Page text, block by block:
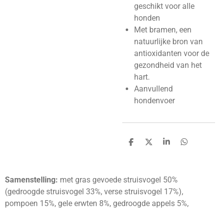
geschikt voor alle
honden
Met bramen, een
natuurlijke bron van
antioxidanten voor de
gezondheid van het
hart.
Aanvullend
hondenvoer
D
n
D
S
e
D
Samenstelling: met gras gevoede struisvogel 50%
(gedroogde struisvogel 33%, verse struisvogel 17%),
pompoen 15%, gele erwten 8%, gedroogde appels 5%,